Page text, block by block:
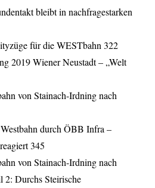
bleibt in nachfragestarken
für die WESTbahn 322
2019 Wiener Neustadt – „Welt
von Stainach-Irdning nach
durch ÖBB Infra –
345
von Stainach-Irdning nach
2: Durchs Steirische